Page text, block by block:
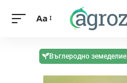
Aa
Въглеродно земеделие